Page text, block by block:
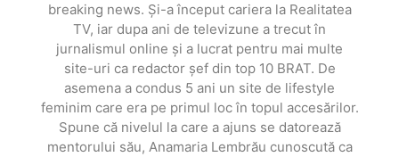
breaking news. Și-a început cariera la Realitatea
TV, iar dupa ani de televizune a trecut în
jurnalismul online și a lucrat pentru mai multe
site-uri ca redactor șef din top 10 BRAT. De
asemena a condus 5 ani un site de lifestyle
feminim care era pe primul loc în topul accesărilor.
Spune că nivelul la care a ajuns se datorează
mentorului său, Anamaria Lembrău cunoscută ca